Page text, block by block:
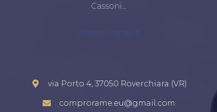
Cassoni…
comprorame.it
via Porto 4, 37050 Roverchiara (VR)
comprorame.eu@gmail.com